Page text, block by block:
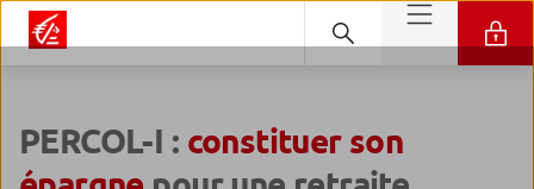
PERCOL-I : constituer son